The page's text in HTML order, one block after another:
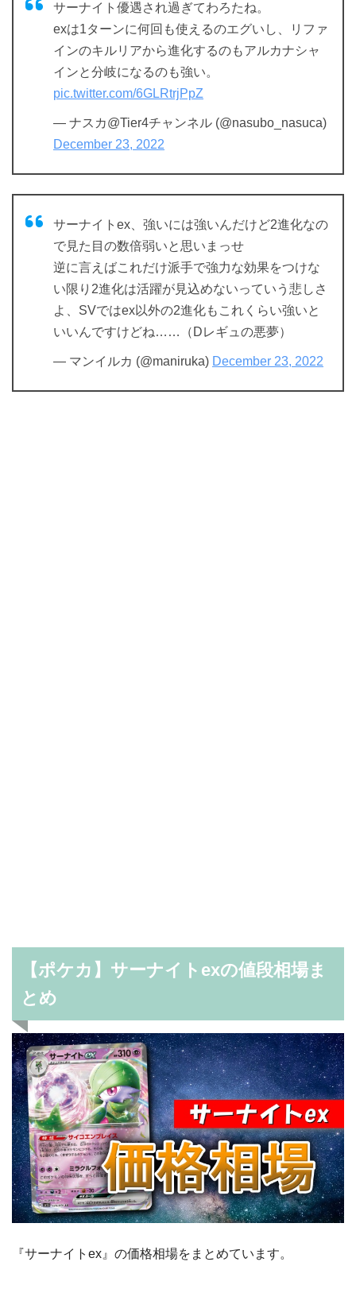
サーナイト優遇され過ぎてわろたね。
exは1ターンに何回も使えるのエグいし、リファ
インのキルリアから進化するのもアルカナシャ
インと分岐になるのも強い。
pic.twitter.com/6GLRtrjPpZ
— ナスカ@Tier4チャンネル (@nasubo_nasuca)
December 23, 2022
サーナイトex、強いには強いんだけど2進化なの
で見た目の数倍弱いと思いまっせ
逆に言えばこれだけ派手で強力な効果をつけな
い限り2進化は活躍が見込めないっていう悲しさ
よ、SVではex以外の2進化もこれくらい強いと
いいんですけどね……（Dレギュの悪夢）
— マンイルカ (@maniruka) December 23, 2022
【ポケカ】サーナイトexの値段相場ま
とめ
『サーナイトex』の価格相場をまとめています。